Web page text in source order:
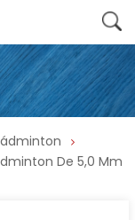
De 5,0 Mm